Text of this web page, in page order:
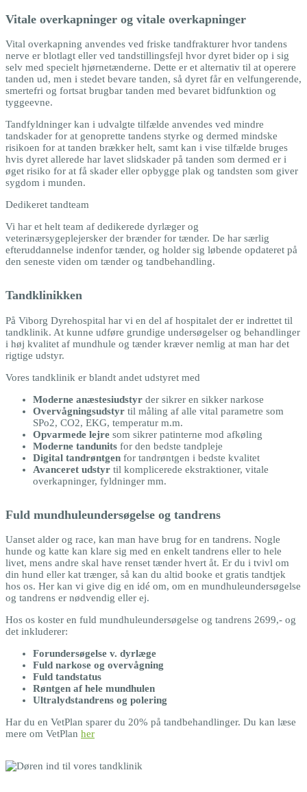
Vitale overkapninger og vitale overkapninger
Vital overkapning anvendes ved friske tandfrakturer hvor tandens
nerve er blotlagt eller ved tandstillingsfejl hvor dyret bider op i sig
selv med specielt hjørnetænderne. Dette er et alternativ til at operere
tanden ud, men i stedet bevare tanden, så dyret får en velfungerende,
smertefri og fortsat brugbar tanden med bevaret bidfunktion og
tyggeevne.
Tandfyldninger kan i udvalgte tilfælde anvendes ved mindre
tandskader for at genoprette tandens styrke og dermed mindske
risikoen for at tanden brækker helt, samt kan i vise tilfælde bruges
hvis dyret allerede har lavet slidskader på tanden som dermed er i
øget risiko for at få skader eller opbygge plak og tandsten som giver
sygdom i munden.
Dedikeret tandteam
Vi har et helt team af dedikerede dyrlæger og
veterinærsygeplejersker der brænder for tænder. De har særlig
efteruddannelse indenfor tænder, og holder sig løbende opdateret på
den seneste viden om tænder og tandbehandling.
Tandklinikken
På Viborg Dyrehospital har vi en del af hospitalet der er indrettet til
tandklinik. At kunne udføre grundige undersøgelser og behandlinger
i høj kvalitet af mundhule og tænder kræver nemlig at man har det
rigtige udstyr.
Vores tandklinik er blandt andet udstyret med
Moderne anæstesiudstyr der sikrer en sikker narkose
Overvågningsudstyr til måling af alle vital parametre som
SPo2, CO2, EKG, temperatur m.m.
Opvarmede lejre som sikrer patinterne mod afkøling
Moderne tandunits for den bedste tandpleje
Digital tandrøntgen for tandrøntgen i bedste kvalitet
Avanceret udstyr til komplicerede ekstraktioner, vitale
overkapninger, fyldninger mm.
Fuld mundhuleundersøgelse og tandrens
Uanset alder og race, kan man have brug for en tandrens. Nogle
hunde og katte kan klare sig med en enkelt tandrens eller to hele
livet, mens andre skal have renset tænder hvert åt. Er du i tvivl om
din hund eller kat trænger, så kan du altid booke et gratis tandtjek
hos os. Her kan vi give dig en idé om, om en mundhuleundersøgelse
og tandrens er nødvendig eller ej.
Hos os koster en fuld mundhuleundersøgelse og tandrens 2699,- og
det inkluderer:
Forundersøgelse v. dyrlæge
Fuld narkose og overvågning
Fuld tandstatus
Røntgen af hele mundhulen
Ultralydstandrens og polering
Har du en VetPlan sparer du 20% på tandbehandlinger. Du kan læse
mere om VetPlan her